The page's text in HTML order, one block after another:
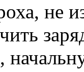
не